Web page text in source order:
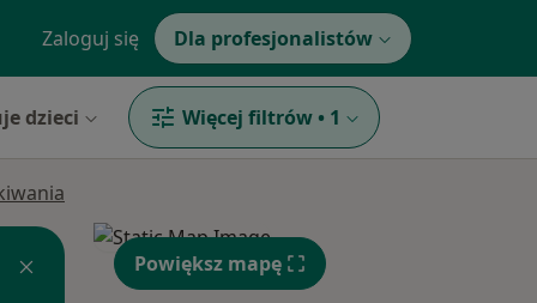
Zaloguj się Dla profesjonalistów
dzieci Więcej filtrów • 1
Powiększ mapę